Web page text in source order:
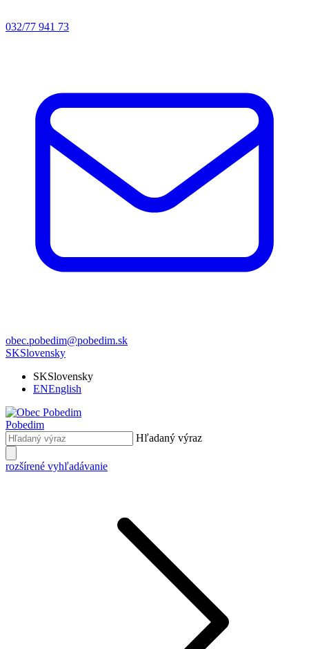
032/77 941 73
obec.pobedim@pobedim.sk
SKSlovensky
SKSlovensky
ENEnglish
Pobedim
Hľadaný výraz
rozšírené vyhľadávanie